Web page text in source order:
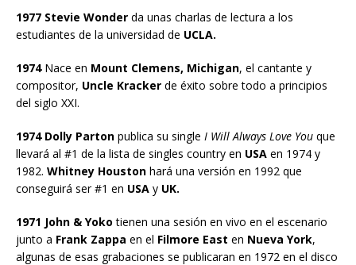
1977 Stevie Wonder da unas charlas de lectura a los
estudiantes de la universidad de UCLA.
1974Nace en Mount Clemens, Michigan, el cantante y
compositor, Uncle Kracker de éxito sobre todo a principios
del siglo XXI.
1974 Dolly Parton publica su single I Will Always Love You que
llevará al #1 de la lista de singles country en USA en 1974 y
1982. Whitney Houston hará una versión en 1992 que
conseguirá ser #1 en USA y UK.
1971 John & Yoko tienen una sesión en vivo en el escenario
junto a Frank Zappa en el Filmore East en Nueva York,
algunas de esas grabaciones se publicaran en 1972 en el disco